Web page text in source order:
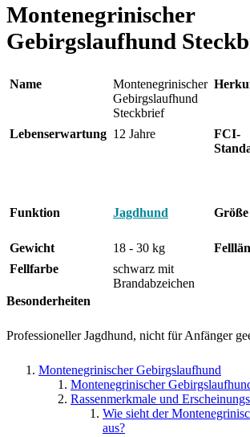
Montenegrinischer
Gebirgslaufhund
Name
Montenegrinischer
Gebirgslaufhund
Steckbrief
Lebenserwartung 12 Jahre
FCI-
Funktion
Jagdhund Größe
Gewicht
18 - 30 kg
Fellfarbe
schwarz mit
Brandabzeichen
Besonderheiten
Professioneller Jagdhund, nicht für Anfänger
Montenegrinischer Gebirgslaufhund
Montenegrinischer
Rassenmerkmale und
Wie sieht der
aus?